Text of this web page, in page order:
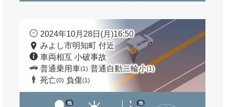
2024年10月28日(月)16:50
みよし市明知町 付近
車両相互 小破事故
普通乗用車(1) 普通自動二輪小(1)
死亡(0) 負傷(1)
他 他